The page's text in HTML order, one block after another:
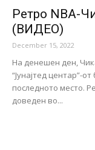
Ретро NBA-
(ВИДЕО)
December 15, 2022
На денешен ден,
“Јунајтед центар”-
последното место.
доведен во...